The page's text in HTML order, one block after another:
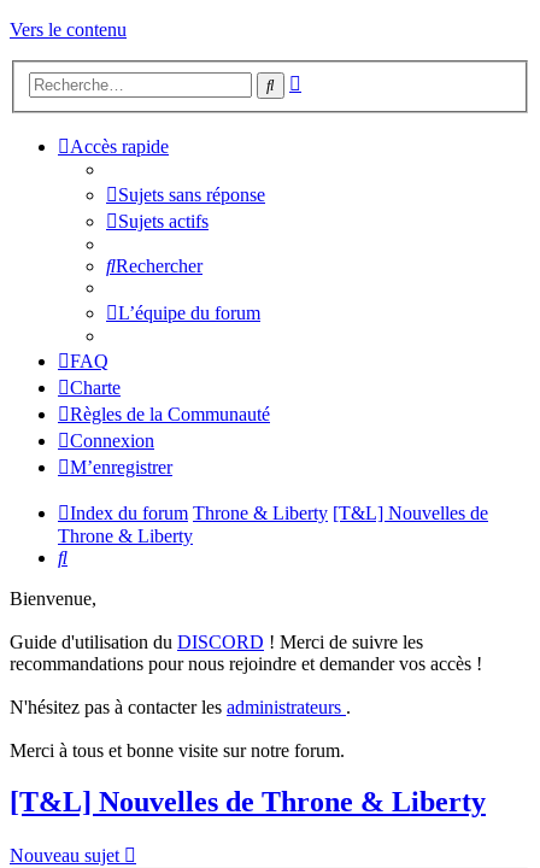
Vers le contenu
Rechercher
Accès rapide
Sujets sans réponse
Sujets actifs
Rechercher
L’équipe du forum
FAQ
Charte
Règles de la Communauté
Connexion
M’enregistrer
Index du forum Throne & Liberty [T&L] Nouvelles de
Throne & Liberty
Rechercher
Bienvenue,
Guide d'utilisation du DISCORD ! Merci de suivre les
recommandations pour nous rejoindre et demander vos accès !
N'hésitez pas à contacter les administrateurs .
Merci à tous et bonne visite sur notre forum.
[T&L] Nouvelles de Throne & Liberty
Nouveau sujet